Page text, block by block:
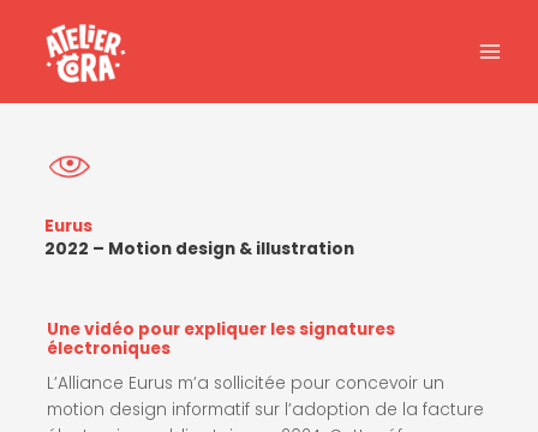
contenu
Eurus
2022 – Motion design & illustration
Une vidéo pour expliquer les signatures
électroniques
L’Alliance Eurus m’a sollicitée pour concevoir un
motion design informatif sur l’adoption de la facture